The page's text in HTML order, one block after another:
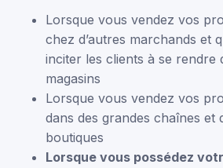
Lorsque vous vendez vos
chez d’autres marchands et
inciter les clients à se rendre
magasins
Lorsque vous vendez vos
dans des grandes chaînes et
boutiques
Lorsque vous possédez